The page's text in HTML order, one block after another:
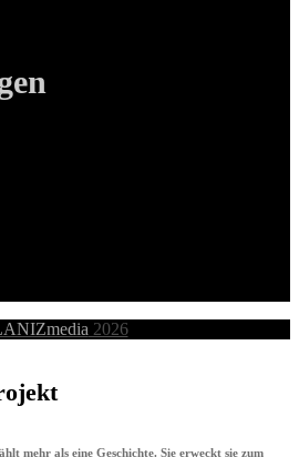
2026
mehr als eine Geschichte. Sie erweckt sie zum